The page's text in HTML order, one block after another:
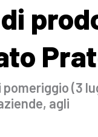
(3
agli